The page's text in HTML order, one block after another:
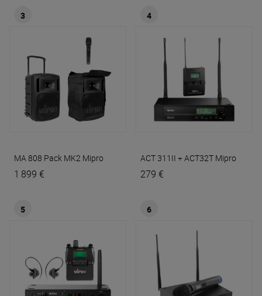
3
MA 808 Pack MK2 Mipro
1 899 €
4
ACT 311II + ACT32T Mipro
279 €
5 6